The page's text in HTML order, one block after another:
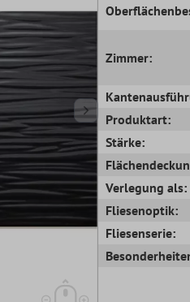
Zimmer:
Produktart:
Stärke:
Verlegung als:
Fliesenoptik:
Fliesenserie: